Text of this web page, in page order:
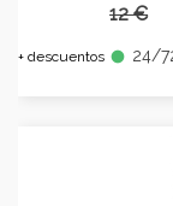
12 €
+ descuentos fiber_manual_record 24/